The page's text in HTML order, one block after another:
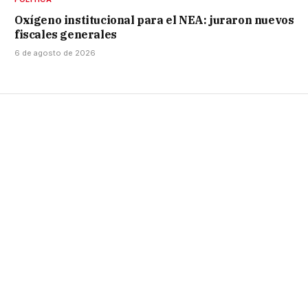
Oxígeno institucional para el NEA: juraron nuevos
fiscales generales
6 de agosto de 2026